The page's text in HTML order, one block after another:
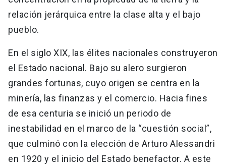
relación jerárquica entre la clase alta y el bajo
pueblo.
En el siglo XIX, las élites nacionales construyeron
el Estado nacional. Bajo su alero surgieron
grandes fortunas, cuyo origen se centra en la
minería, las finanzas y el comercio. Hacia fines
de esa centuria se inició un periodo de
inestabilidad en el marco de la “cuestión social”,
que culminó con la elección de Arturo Alessandri
en 1920 y el inicio del Estado benefactor. A este